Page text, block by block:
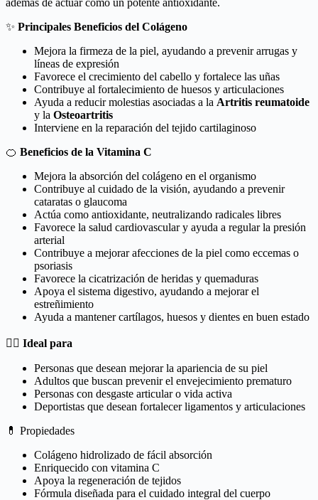
✨ Principales Beneficios del Colágeno
Mejora la firmeza de la piel, ayudando a prevenir arrugas y
líneas de expresión
Favorece el crecimiento del cabello y fortalece las uñas
Contribuye al fortalecimiento de huesos y articulaciones
Ayuda a reducir molestias asociadas a la Artritis reumatoide
y la Osteoartritis
Interviene en la reparación del tejido cartilaginoso
🍊 Beneficios de la Vitamina C
Mejora la absorción del colágeno en el organismo
Contribuye al cuidado de la visión, ayudando a prevenir
cataratas o glaucoma
Actúa como antioxidante, neutralizando radicales libres
Favorece la salud cardiovascular y ayuda a regular la presión
arterial
Contribuye a mejorar afecciones de la piel como eccemas o
psoriasis
Favorece la cicatrización de heridas y quemaduras
Apoya el sistema digestivo, ayudando a mejorar el
estreñimiento
Ayuda a mantener cartílagos, huesos y dientes en buen estado
🏃‍♂️ Ideal para
Personas que desean mejorar la apariencia de su piel
Adultos que buscan prevenir el envejecimiento prematuro
Personas con desgaste articular o vida activa
Deportistas que desean fortalecer ligamentos y articulaciones
💊 Propiedades
Colágeno hidrolizado de fácil absorción
Enriquecido con vitamina C
Apoya la regeneración de tejidos
Fórmula diseñada para el cuidado integral del cuerpo